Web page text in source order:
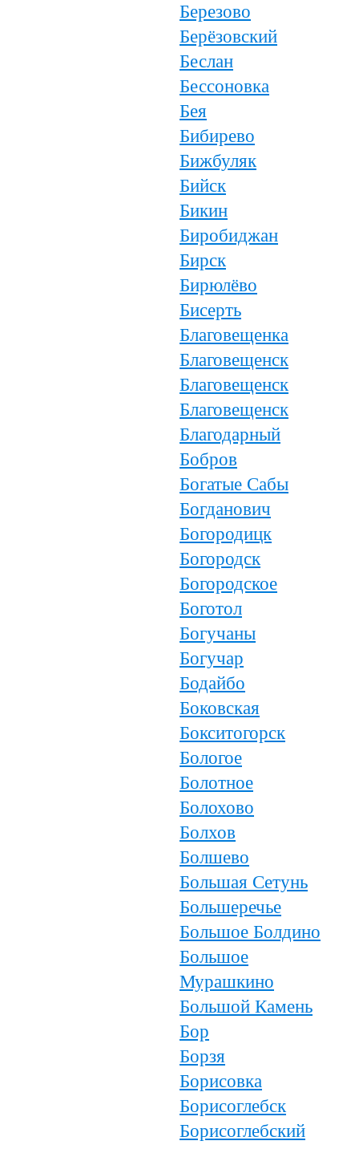
Березово
Берёзовский
Беслан
Бессоновка
Бея
Бибирево
Бижбуляк
Бийск
Бикин
Биробиджан
Бирск
Бирюлёво
Бисерть
Благовещенка
Благовещенск
Благовещенск
Благовещенск
Благодарный
Бобров
Богатые Сабы
Богданович
Богородицк
Богородск
Богородское
Боготол
Богучаны
Богучар
Бодайбо
Боковская
Бокситогорск
Бологое
Болотное
Болохово
Болхов
Болшево
Большая Сетунь
Большеречье
Большое Болдино
Большое
Мурашкино
Большой Камень
Бор
Борзя
Борисовка
Борисоглебск
Борисоглебский